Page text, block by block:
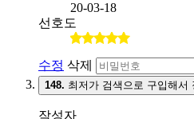
20-03-18
선호도
수정 삭제
148. 최저가 검색으로 구입해서
작성자